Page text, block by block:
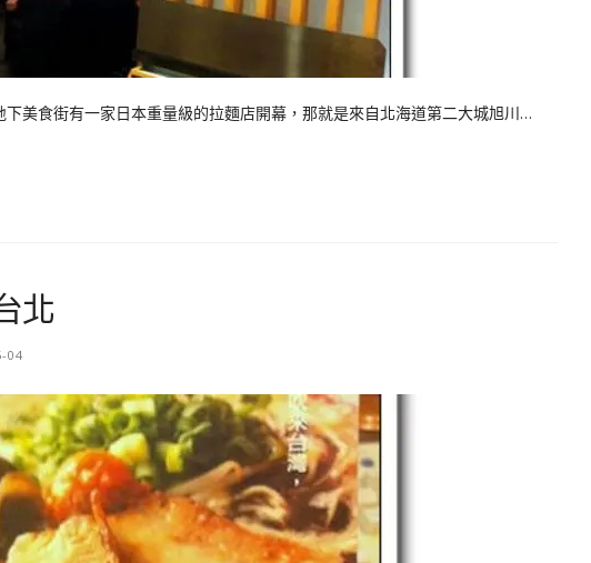
美食街有一家日本重量級的拉麵店開幕，那就是來自北海道第二大城旭川…
北
04